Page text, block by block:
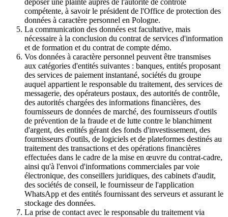
déposer une plainte auprès de l'autorité de contrôle
compétente, à savoir le président de l'Office de protection des
données à caractère personnel en Pologne.
La communication des données est facultative, mais
nécessaire à la conclusion du contrat de services d'information
et de formation et du contrat de compte démo.
Vos données à caractère personnel peuvent être transmises
aux catégories d'entités suivantes : banques, entités proposant
des services de paiement instantané, sociétés du groupe
auquel appartient le responsable du traitement, des services de
messagerie, des opérateurs postaux, des autorités de contrôle,
des autorités chargées des informations financières, des
fournisseurs de données de marché, des fournisseurs d'outils
de prévention de la fraude et de lutte contre le blanchiment
d'argent, des entités gérant des fonds d'investissement, des
fournisseurs d'outils, de logiciels et de plateformes destinés au
traitement des transactions et des opérations financières
effectuées dans le cadre de la mise en œuvre du contrat-cadre,
ainsi qu'à l'envoi d'informations commerciales par voie
électronique, des conseillers juridiques, des cabinets d'audit,
des sociétés de conseil, le fournisseur de l'application
WhatsApp et des entités fournissant des serveurs et assurant le
stockage des données.
La prise de contact avec le responsable du traitement via